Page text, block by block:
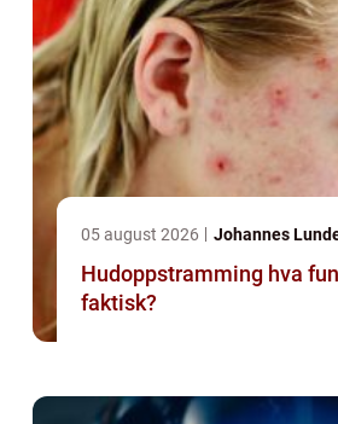
05 august 2026 Johannes
Hudoppstramming hva fungerer
faktisk?